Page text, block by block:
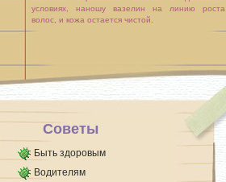
условиях, наношу вазелин на линию роста
волос, и кожа остается чистой.
Советы
Быть здоровым
Водителям